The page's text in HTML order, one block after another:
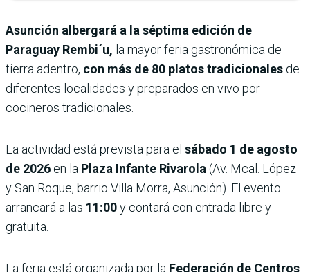
Asunción albergará a la séptima edición de
Paraguay Rembi´u, la mayor feria gastronómica de
tierra adentro, con más de 80 platos tradicionales de
diferentes localidades y preparados en vivo por
cocineros tradicionales.
La actividad está prevista para el sábado 1 de agosto
de 2026 en la Plaza Infante Rivarola (Av. Mcal. López
y San Roque, barrio Villa Morra, Asunción). El evento
arrancará a las 11:00y contará con entrada libre y
gratuita.
La feria está organizada por la Federación de Centros